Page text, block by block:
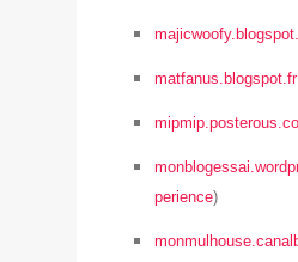
matfanus.blogspot.fr
perience)